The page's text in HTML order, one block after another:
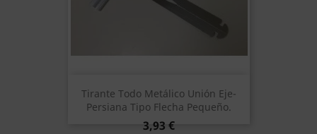
Tirante Todo Metálico Unión Eje-
Persiana Tipo Flecha Pequeño.
Precio
3,93 €